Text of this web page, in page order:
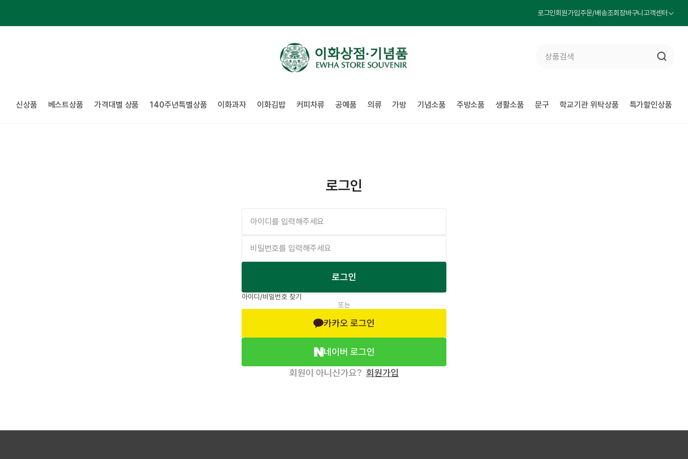
로그인회원가입주문/배송조회장바구니 고객센터
신상품 베스트상품 가격대별 상품 140주년특별상품 이화과자 이화김밥 커피차류 공예품 의류 가방 기념소품 주방소품 생활소품 문구 학교기관 위탁상품 특가할인상품
로그인
로그인
아이디/비밀번호 찾기
또는
카카오 로그인
네이버 로그인
회원이 아니신가요? 회원가입